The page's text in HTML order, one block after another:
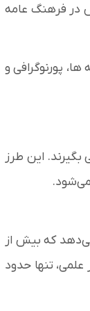
در فرهنگ عامه
پورنوگرافی و
بگیرند. این طرز
که بیش از
تنها حدود